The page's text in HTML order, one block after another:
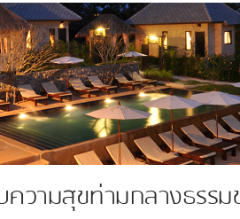
วามสุขท่ามกลางธรรม